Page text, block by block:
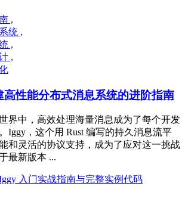
,
统 ,
,
,
性能分布式消息系统的进阶指南
界中，高效处理海量消息成为了每个开发
Iggy，这个用 Rust 编写的持久消息流平
和灵活的协议支持，成为了应对这一挑战
最新版本 ...